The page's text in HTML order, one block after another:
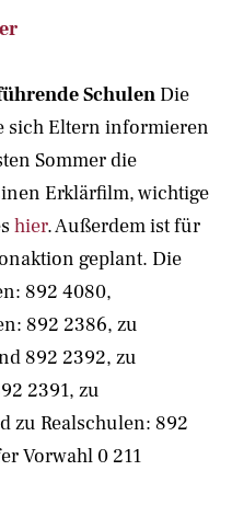
Schulen Die
sich Eltern informieren
Sommer die
Erklärfilm, wichtige
hier. Außerdem ist für
geplant. Die
892 4080,
892 2386, zu
892 2392, zu
2391, zu
zu Realschulen: 892
Vorwahl 0 211